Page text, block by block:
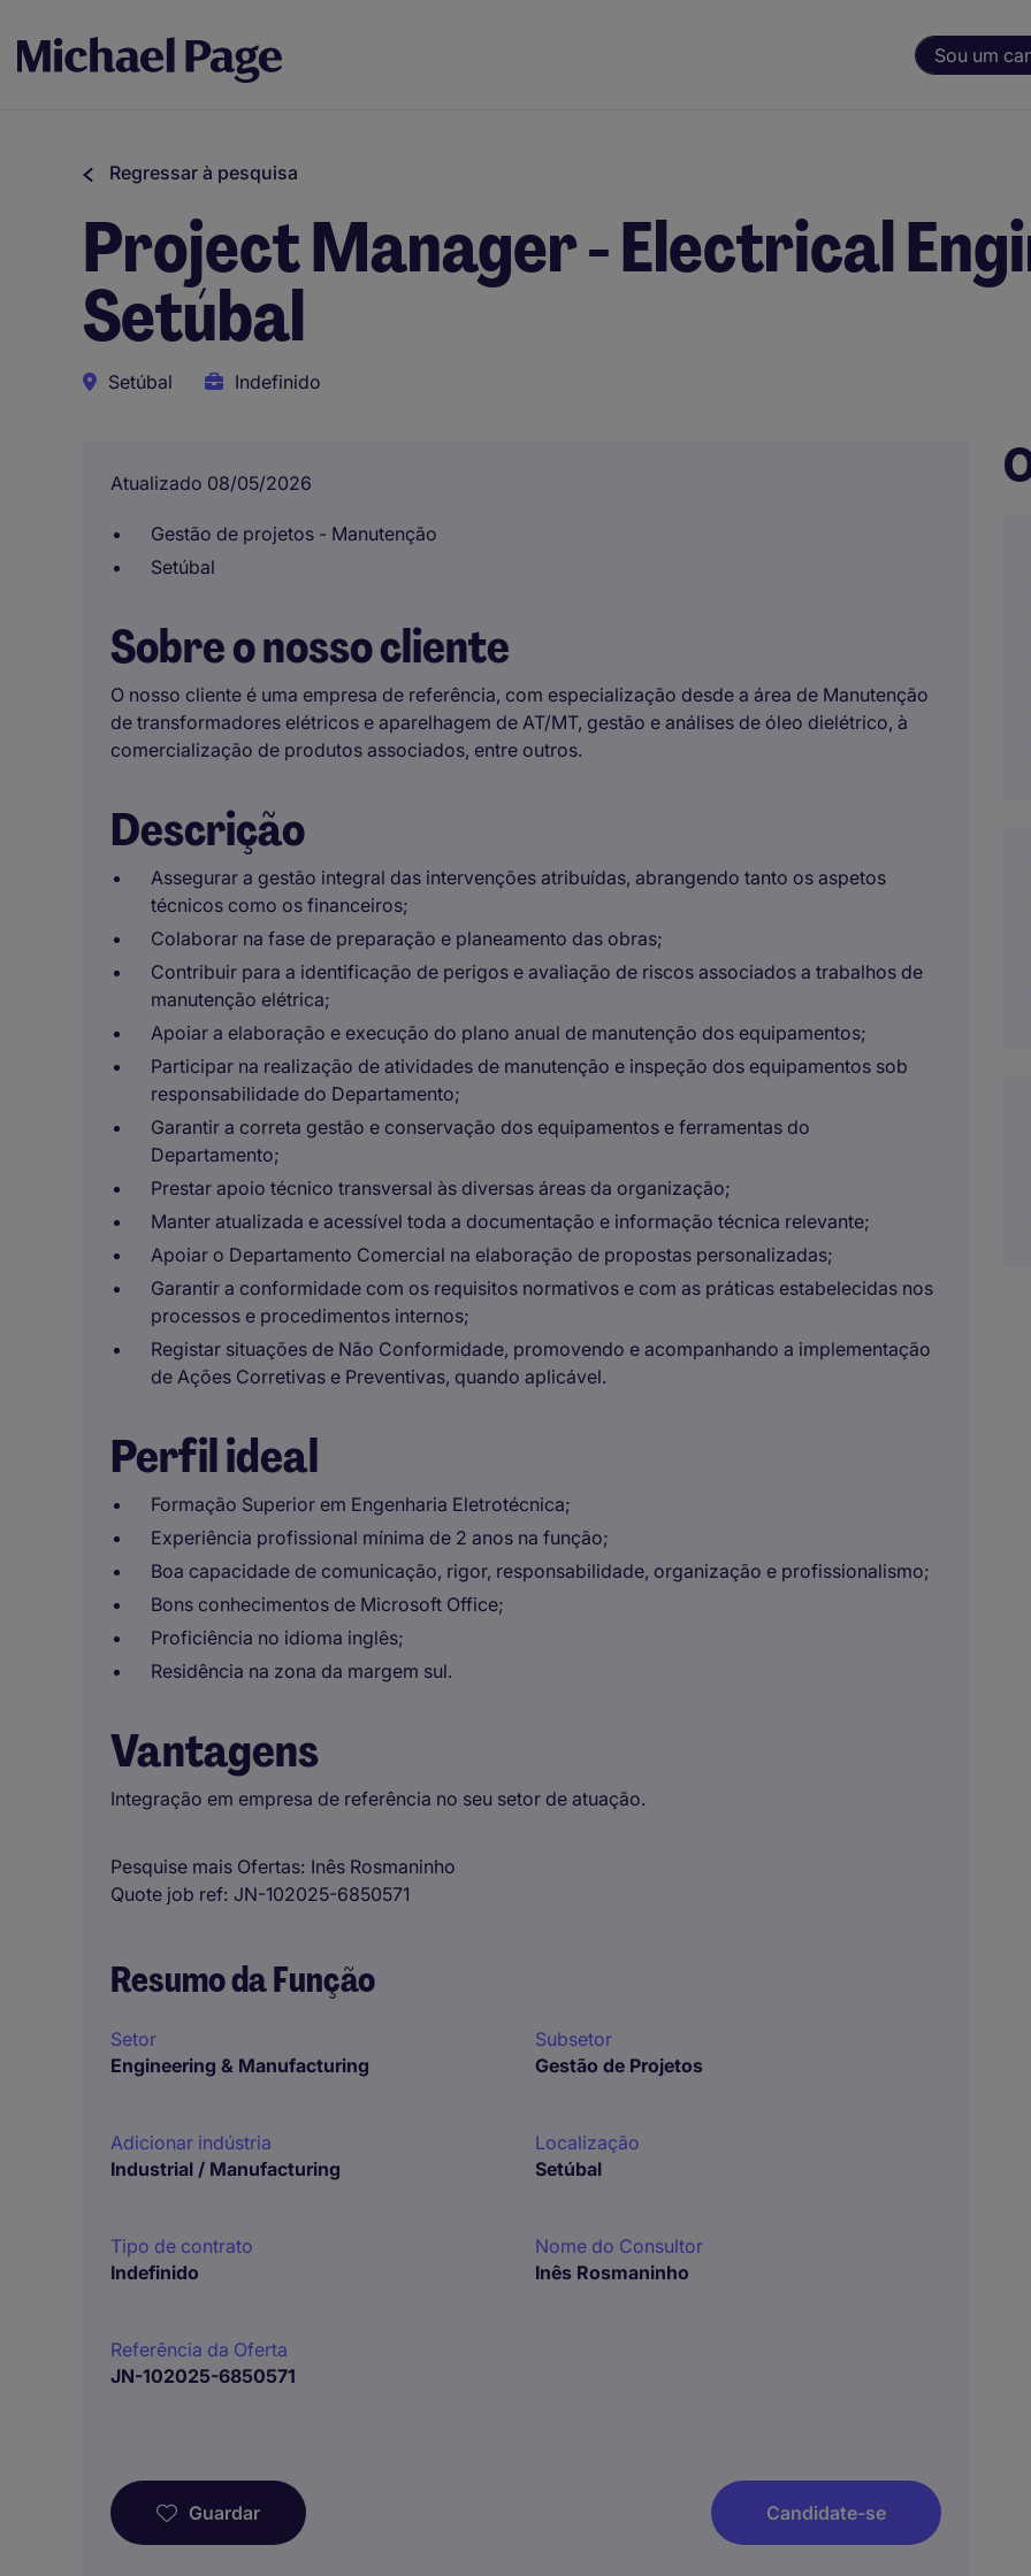
Sou um
Regressar à pesquisa
Project Manager - Electrical
Setúbal
Setúbal Indefinido
Atualizado 08/05/2026
Gestão de projetos - Manutenção
Setúbal
Sobre o nosso cliente
O nosso cliente é uma empresa de referência, com especialização desde a área de Manutenção
de transformadores elétricos e aparelhagem de AT/MT, gestão e análises de óleo dielétrico, à
comercialização de produtos associados, entre outros.
Descrição
Assegurar a gestão integral das intervenções atribuídas, abrangendo tanto os aspetos
técnicos como os financeiros;
Colaborar na fase de preparação e planeamento das obras;
Contribuir para a identificação de perigos e avaliação de riscos associados a trabalhos de
manutenção elétrica;
Apoiar a elaboração e execução do plano anual de manutenção dos equipamentos;
Participar na realização de atividades de manutenção e inspeção dos equipamentos sob
responsabilidade do Departamento;
Garantir a correta gestão e conservação dos equipamentos e ferramentas do
Departamento;
Prestar apoio técnico transversal às diversas áreas da organização;
Manter atualizada e acessível toda a documentação e informação técnica relevante;
Apoiar o Departamento Comercial na elaboração de propostas personalizadas;
Garantir a conformidade com os requisitos normativos e com as práticas estabelecidas nos
processos e procedimentos internos;
Registar situações de Não Conformidade, promovendo e acompanhando a implementação
de Ações Corretivas e Preventivas, quando aplicável.
Perfil ideal
Formação Superior em Engenharia Eletrotécnica;
Experiência profissional mínima de 2 anos na função;
Boa capacidade de comunicação, rigor, responsabilidade, organização e profissionalismo;
Bons conhecimentos de Microsoft Office;
Proficiência no idioma inglês;
Residência na zona da margem sul.
Vantagens
Integração em empresa de referência no seu setor de atuação.
Pesquise mais Ofertas Inês Rosmaninho
Quote job ref JN-102025-6850571
Resumo da Função
Setor
Engineering & Manufacturing
Subsetor
Gestão de Projetos
Adicionar indústria
Industrial / Manufacturing
Localização
Setúbal
Tipo de contrato
Indefinido
Nome do Consultor
Inês Rosmaninho
Referência da Oferta
JN-102025-6850571
Guardar Candidate-se